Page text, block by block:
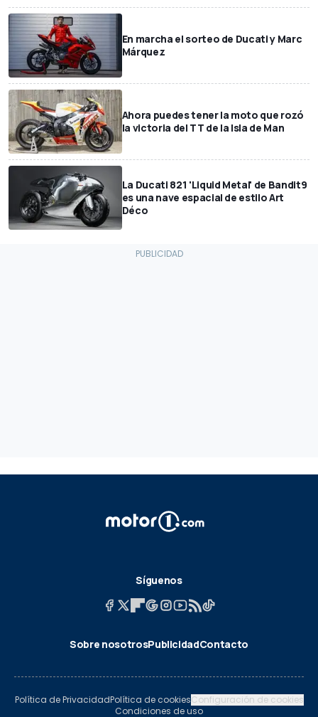
En marcha el sorteo de Ducati y Marc
Márquez
Ahora puedes tener la moto que rozó
la victoria del TT de la Isla de Man
La Ducati 821 'Liquid Metal' de Bandit9
es una nave espacial de estilo Art
Déco
Síguenos
Sobre nosotrosPublicidadContacto
Política de PrivacidadPolítica de cookiesConfiguración de cookies
Condiciones de uso